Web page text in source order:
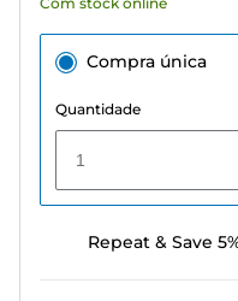
Compra única
Quantidade
1
Repeat & Save